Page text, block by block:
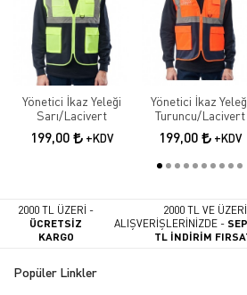
Yönetici İkaz Yeleği
Sarı/Lacivert
199,00 +KDV
Yönetici İkaz
Turuncu/Lacivert
199,00 +KDV
2000 TL ÜZERİ -
ÜCRETSİZ
KARGO
2000 TL VE ÜZERİ
ALIŞVERİŞLERİNİZDE -
TL İNDİRİM
Popüler Linkler